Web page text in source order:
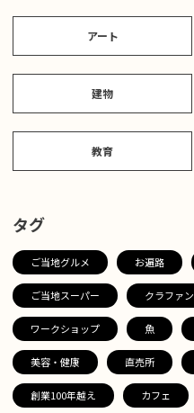
アート
建物
教育
タグ
ご当地グルメ お遍路
ご当地スーパー クラファン
ワークショップ 魚
美容・健康 直売所
創業100年越え カフェ